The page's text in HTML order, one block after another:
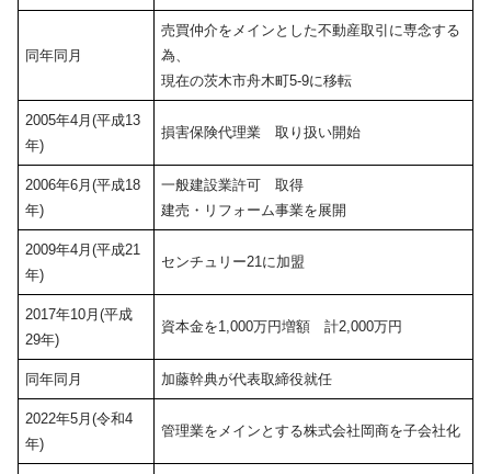
同年同月
売買仲介をメインとした不動産取引に専念する
為、
現在の茨木市舟木町5-9に移転
2005年4月(平成13
年)
損害保険代理業 取り扱い開始
2006年6月(平成18
年)
一般建設業許可 取得
建売・リフォーム事業を展開
2009年4月(平成21
年)
センチュリー21に加盟
2017年10月(平成
29年)
資本金を1,000万円増額 計2,000万円
同年同月 加藤幹典が代表取締役就任
2022年5月(令和4
年)
管理業をメインとする株式会社岡商を子会社化